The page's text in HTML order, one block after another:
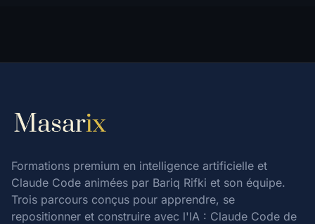
Formations premium en intelligence artificielle et
Claude Code animées par Bariq Rifki et son équipe.
Trois parcours conçus pour apprendre, se
repositionner et construire avec l'IA : Claude Code de